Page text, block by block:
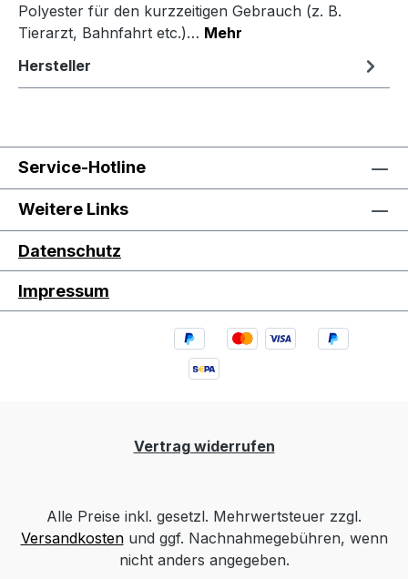
Polyester für den kurzzeitigen Gebrauch (z. B.
Tierarzt, Bahnfahrt etc.)… Mehr
Hersteller
Service-Hotline
Weitere Links
Datenschutz
Impressum
Vertrag widerrufen
Alle Preise inkl. gesetzl. Mehrwertsteuer zzgl.
Versandkostenund ggf. Nachnahmegebühren, wenn
nicht anders angegeben.